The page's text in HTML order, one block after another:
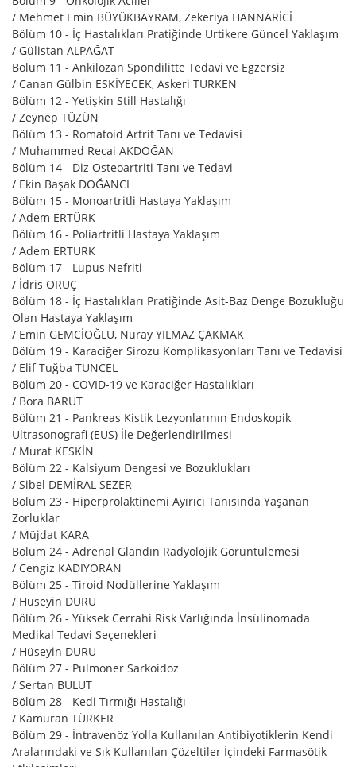
/ Mehmet Emin BÜYÜKBAYRAM, Zekeriya HANNARİCİ
Bölüm 10 - İç Hastalıkları Pratiğinde Ürtikere Güncel Yaklaşım
/ Gülistan ALPAĞAT
Bölüm 11 - Ankilozan Spondilitte Tedavi ve Egzersiz
/ Canan Gülbin ESKİYECEK, Askeri TÜRKEN
Bölüm 12 - Yetişkin Still Hastalığı
/ Zeynep TÜZÜN
Bölüm 13 - Romatoid Artrit Tanı ve Tedavisi
/ Muhammed Recai AKDOĞAN
Bölüm 14 - Diz Osteoartriti Tanı ve Tedavi
/ Ekin Başak DOĞANCI
Bölüm 15 - Monoartritli Hastaya Yaklaşım
/ Adem ERTÜRK
Bölüm 16 - Poliartritli Hastaya Yaklaşım
/ Adem ERTÜRK
Bölüm 17 - Lupus Nefriti
/ İdris ORUÇ
Bölüm 18 - İç Hastalıkları Pratiğinde Asit-Baz Denge Bozukluğu
Olan Hastaya Yaklaşım
/ Emin GEMCİOĞLU, Nuray YILMAZ ÇAKMAK
Bölüm 19 - Karaciğer Sirozu Komplikasyonları Tanı ve Tedavisi
/ Elif Tuğba TUNCEL
Bölüm 20 - COVID-19 ve Karaciğer Hastalıkları
/ Bora BARUT
Bölüm 21 - Pankreas Kistik Lezyonlarının Endoskopik
Ultrasonografi (EUS) İle Değerlendirilmesi
/ Murat KESKİN
Bölüm 22 - Kalsiyum Dengesi ve Bozuklukları
/ Sibel DEMİRAL SEZER
Bölüm 23 - Hiperprolaktinemi Ayırıcı Tanısında Yaşanan
Zorluklar
/ Müjdat KARA
Bölüm 24 - Adrenal Glandın Radyolojik Görüntülemesi
/ Cengiz KADIYORAN
Bölüm 25 - Tiroid Nodüllerine Yaklaşım
/ Hüseyin DURU
Bölüm 26 - Yüksek Cerrahi Risk Varlığında İnsülinomada
Medikal Tedavi Seçenekleri
/ Hüseyin DURU
Bölüm 27 - Pulmoner Sarkoidoz
/ Sertan BULUT
Bölüm 28 - Kedi Tırmığı Hastalığı
/ Kamuran TÜRKER
Bölüm 29 - İntravenöz Yolla Kullanılan Antibiyotiklerin Kendi
Aralarındaki ve Sık Kullanılan Çözeltiler İçindeki Farmasötik